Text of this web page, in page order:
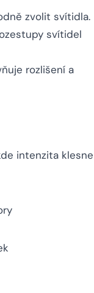
zvolit svítidla.
svítidel
rozlišení a
intenzita klesne